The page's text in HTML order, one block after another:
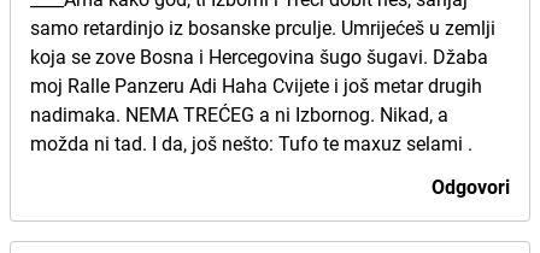
samo retardinjo iz bosanske prculje. Umrijećeš u zemlji
koja se zove Bosna i Hercegovina šugo šugavi. Džaba
moj Ralle Panzeru Adi Haha Cvijete i još metar drugih
nadimaka. NEMA TREĆEG a ni Izbornog. Nikad, a
možda ni tad. I da, još nešto: Tufo te maxuz selami .
Odgovori